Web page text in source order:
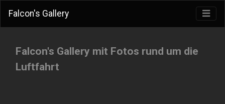
Falcon's Gallery
Falcon's Gallery mit Fotos rund um die
Luftfahrt